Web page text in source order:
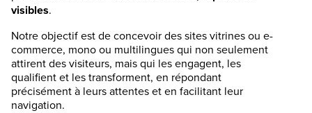
visibles.
Notre objectif est de concevoir des sites vitrines ou e-
commerce, mono ou multilingues qui non seulement
attirent des visiteurs, mais qui les engagent, les
qualifient et les transforment, en répondant
précisément à leurs attentes et en facilitant leur
navigation.